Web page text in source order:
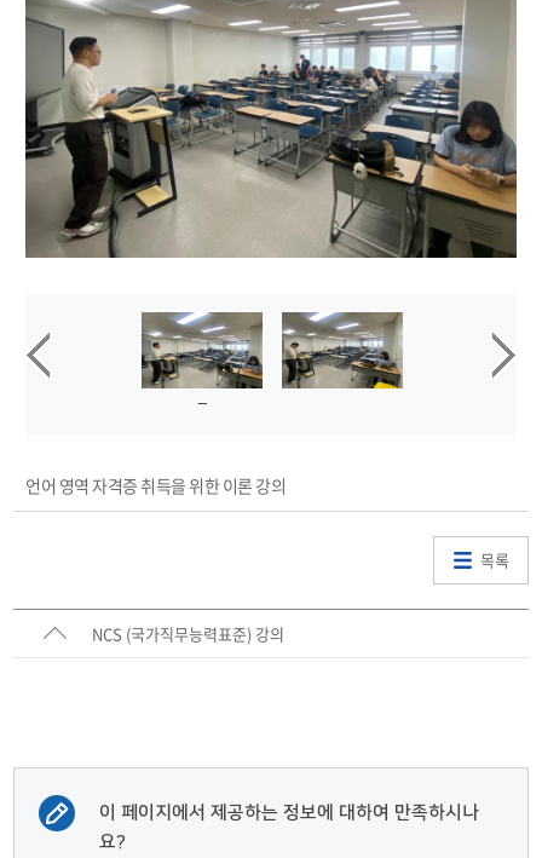
언어 영역 자격증 취득을 위한 이론 강의
목록
NCS (국가직무능력표준) 강의
이 페이지에서 제공하는 정보에 대하여 만족하시나
요?